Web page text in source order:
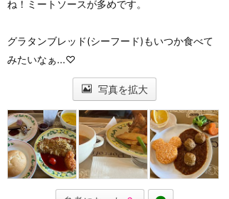
ね！ミートソースが多めです。
グラタンブレッド(シーフード)もいつか食べて
みたいなぁ...♡
写真を拡大